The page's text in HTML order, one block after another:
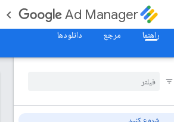
Ad Manager
راهنما
مرجع دانلودها
شروع کنید